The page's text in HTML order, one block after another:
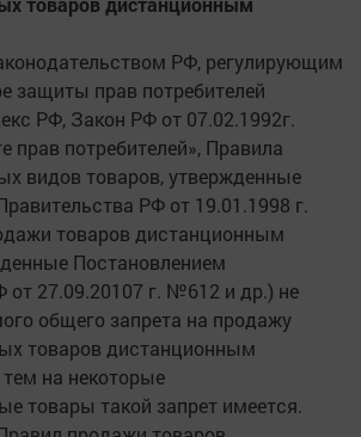
РФ, регулирующим
защиты прав потребителей
РФ, Закон РФ от 07.02.1992г.
потребителей», Правила
видов товаров, утвержденные
РФ от 19.01.1998 г.
товаров дистанционным
Постановлением
от 27.09.20107 г. №612 и др.) не
общего запрета на продажу
товаров дистанционным
на некоторые
товары такой запрет имеется.